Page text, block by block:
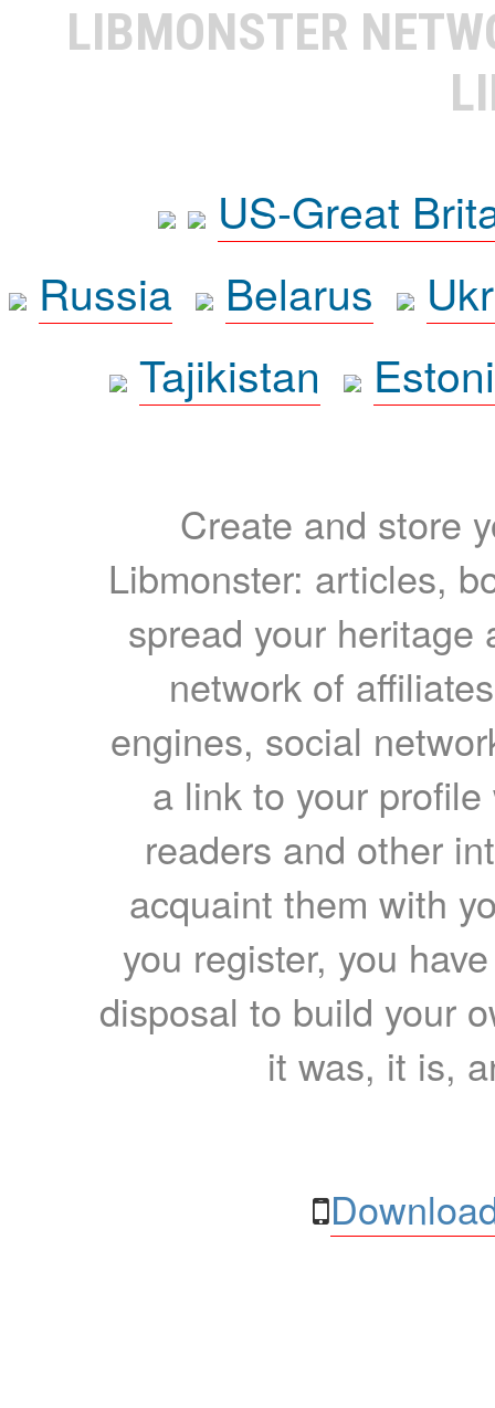
LIBMONSTER
US-Great
Russia
Belarus
Tajikistan
Create and store
Libmonster: articles,
spread your heritage
network of
engines, social
a link to your
readers and other
acquaint them with
you register, you
disposal to build your
it was, it is,